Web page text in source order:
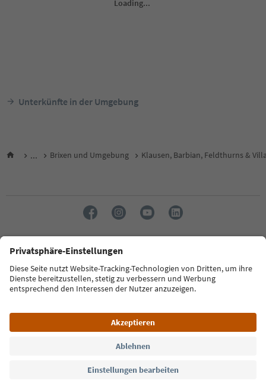
Unterkünfte in der Umgebung
... Brixen und Umgebung Klausen, Barbian, Feldthurns &
Sprache: Deutsch
FAQ Kontakt Presse MICE Datenschutzerklärung
Zugänglichkeitserklärung